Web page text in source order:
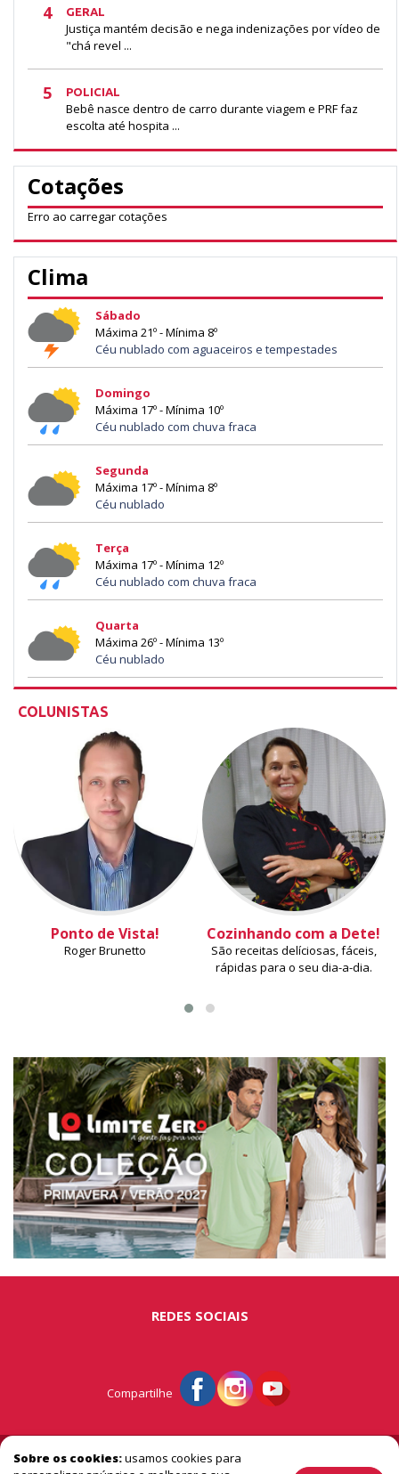
4 GERAL
Justiça mantém decisão e nega indenizações por vídeo de
"chá revel ...
5 POLICIAL
Bebê nasce dentro de carro durante viagem e PRF faz
escolta até hospita ...
Cotações
Erro ao carregar cotações
Clima
Sábado
Máxima 21º - Mínima 8º
Céu nublado com aguaceiros e tempestades
Domingo
Máxima 17º - Mínima 10º
Céu nublado com chuva fraca
Segunda
Máxima 17º - Mínima 8º
Céu nublado
Terça
Máxima 17º - Mínima 12º
Céu nublado com chuva fraca
Quarta
Máxima 26º - Mínima 13º
Céu nublado
COLUNISTAS
Ponto de Vista!
Roger Brunetto
Cozinhando com a Dete!
São receitas delíciosas, fáceis,
rápidas para o seu dia-a-dia.
Sobre os cookies:usamos cookies para
REDES SOCIAIS
Compartilhe
© Portal São Miguel - A vitrine do extremo oeste